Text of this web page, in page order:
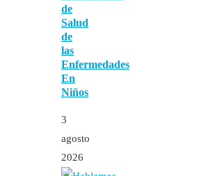
de
Salud
de
las
Enfermedades
En
Niños
3
agosto
2026